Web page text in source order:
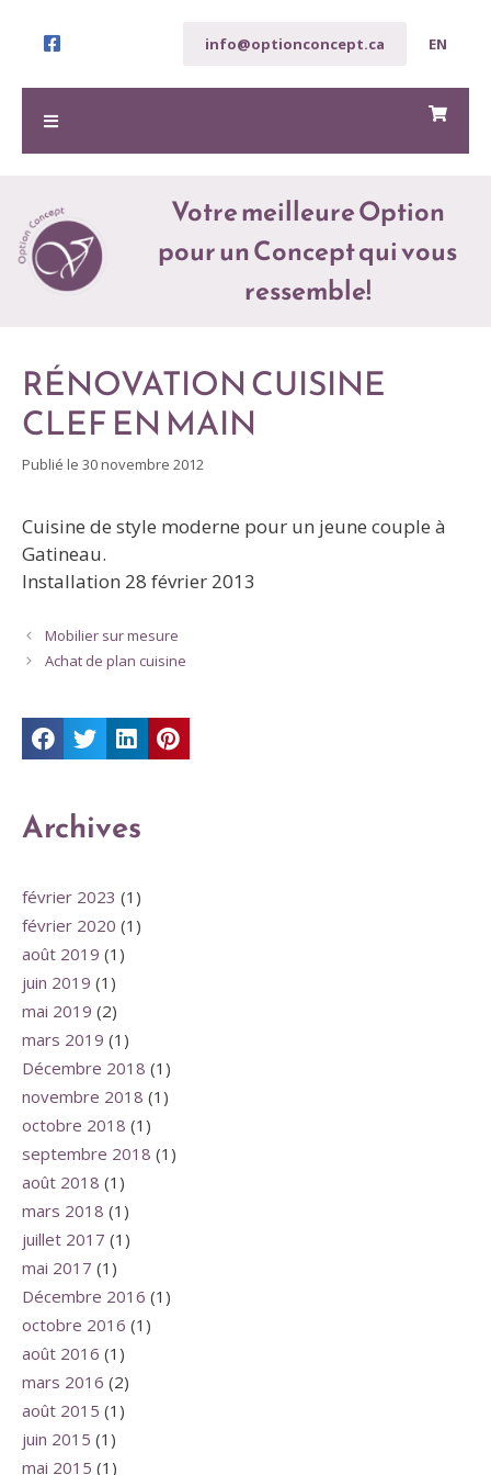
info@optionconcept.ca EN
Votre meilleure Option
pour un Concept qui vous
ressemble!​
RÉNOVATION CUISINE
CLEF EN MAIN
Publié le 30 novembre 2012
Cuisine de style moderne pour un jeune couple à
Gatineau.
Installation 28 février 2013
Mobilier sur mesure
Achat de plan cuisine
Archives
février 2023 (1)
février 2020 (1)
août 2019 (1)
juin 2019 (1)
mai 2019 (2)
mars 2019 (1)
Décembre 2018 (1)
novembre 2018 (1)
octobre 2018 (1)
septembre 2018 (1)
août 2018 (1)
mars 2018 (1)
juillet 2017 (1)
mai 2017 (1)
Décembre 2016 (1)
octobre 2016 (1)
août 2016 (1)
mars 2016 (2)
août 2015 (1)
juin 2015 (1)
mai 2015 (1)